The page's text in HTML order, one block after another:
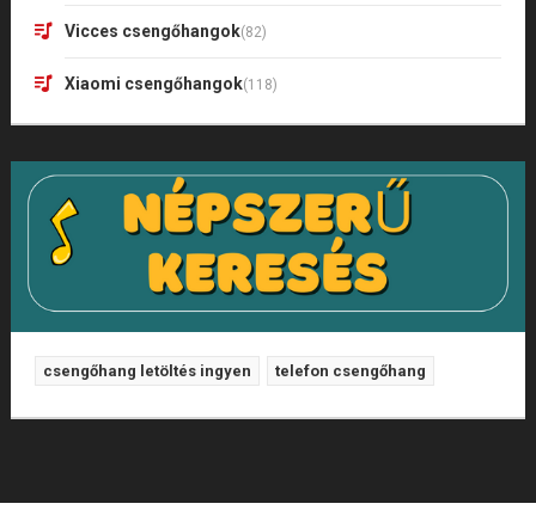
Vicces csengőhangok(82)
Xiaomi csengőhangok(118)
csengőhang letöltés ingyen telefon csengőhang